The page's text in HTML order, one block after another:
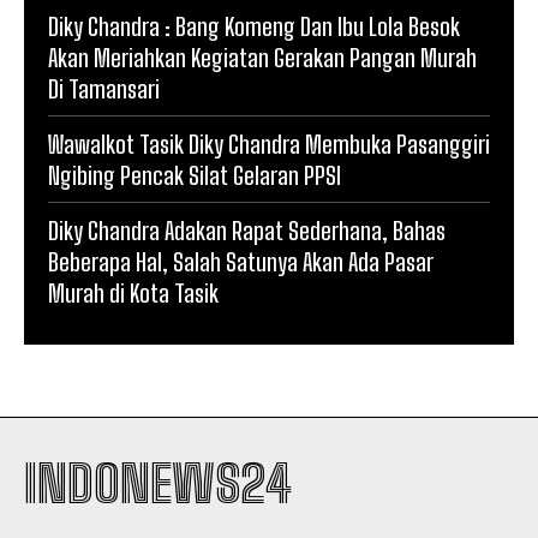
Diky Chandra : Bang Komeng Dan Ibu Lola Besok
Akan Meriahkan Kegiatan Gerakan Pangan Murah
Di Tamansari
Wawalkot Tasik Diky Chandra Membuka Pasanggiri
Ngibing Pencak Silat Gelaran PPSI
Diky Chandra Adakan Rapat Sederhana, Bahas
Beberapa Hal, Salah Satunya Akan Ada Pasar
Murah di Kota Tasik
INDONEWS24